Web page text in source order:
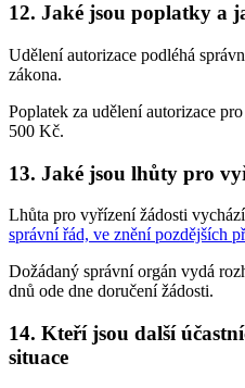
12. Jaké jsou poplatky a
Udělení autorizace podléhá
zákona.
Poplatek za udělení autorizace
500 Kč.
13. Jaké jsou lhůty pro
Lhůta pro vyřízení žádosti
správní řád, ve znění pozdějších
Dožádaný správní orgán vydá
dnů ode dne doručení žádosti.
14. Kteří jsou další
situace